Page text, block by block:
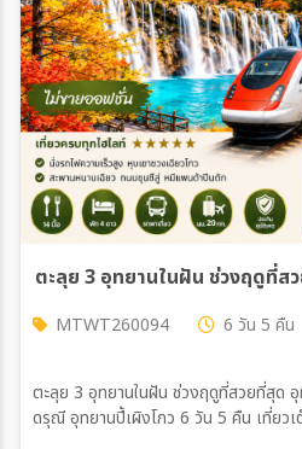
MTWT260094 6 วัน 5 คืน
ตะลุย 3 อุทยานในฝัน ช่วงฤดูที่สวยที่สุด อุทยานจิ่วจ้ายโกว อุทยานภูเขาสี่
ดรุณี อุทยานปี้เผิงโกว 6 วั